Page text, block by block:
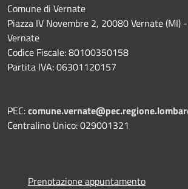
Comune di Vernate
Piazza IV Novembre 2, 20080 Vernate (MI)
Vernate
Codice Fiscale: 80100350158
Partita IVA: 06301120157
PEC:
Centralino Unico: 029001321
Prenotazione appuntamento